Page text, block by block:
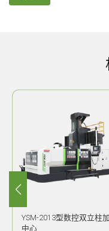
YSM-2013型数控双立柱
中心